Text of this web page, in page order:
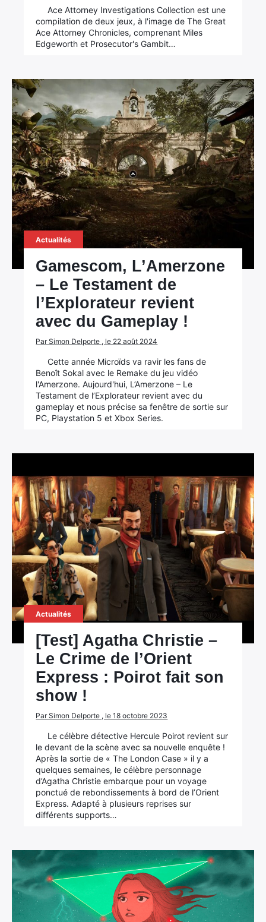
Ace Attorney Investigations Collection est une
compilation de deux jeux, à l'image de The Great
Ace Attorney Chronicles, comprenant Miles
Edgeworth et Prosecutor's Gambit…
Actualités
Gamescom, L’Amerzone
– Le Testament de
l’Explorateur revient
avec du Gameplay !
Par Simon Delporte , le 22 août 2024
Cette année Microïds va ravir les fans de
Benoît Sokal avec le Remake du jeu vidéo
l'Amerzone. Aujourd'hui, L’Amerzone – Le
Testament de l’Explorateur revient avec du
gameplay et nous précise sa fenêtre de sortie sur
PC, Playstation 5 et Xbox Series.
Actualités
[Test] Agatha Christie –
Le Crime de l’Orient
Express : Poirot fait son
show !
Par Simon Delporte , le 18 octobre 2023
Le célèbre détective Hercule Poirot revient sur
le devant de la scène avec sa nouvelle enquête !
Après la sortie de « The London Case » il y a
quelques semaines, le célèbre personnage
d’Agatha Christie embarque pour un voyage
ponctué de rebondissements à bord de l’Orient
Express. Adapté à plusieurs reprises sur
différents supports…
×